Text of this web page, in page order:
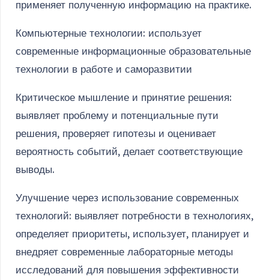
применяет полученную информацию на практике.
Компьютерные технологии: использует
современные информационные образовательные
технологии в работе и саморазвитии
Критическое мышление и принятие решения:
выявляет проблему и потенциальные пути
решения, проверяет гипотезы и оценивает
вероятность событий, делает соответствующие
выводы.
Улучшение через использование современных
технологий: выявляет потребности в технологиях,
определяет приоритеты, использует, планирует и
внедряет современные лабораторные методы
исследований для повышения эффективности